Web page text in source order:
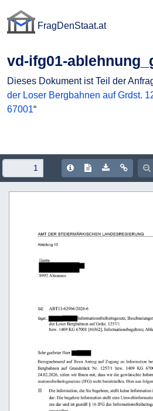
FragDenStaat.at
vd-ifg01-
Dieses Dokument ist Teil der
der Loser Bergbahnen auf Grdst.
67001“
Document Info
Show/hide Text
Download
Copy
                                           
             
                         
                         
      
                        
   